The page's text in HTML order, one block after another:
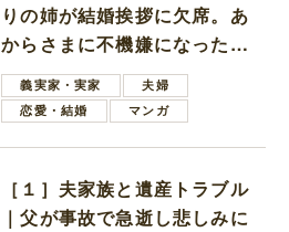
りの姉が結婚挨拶に欠席。あ
からさまに不機嫌になった義
母義実家・実家
夫婦
恋愛・結婚
マンガ
［１］夫家族と遺産トラブル
｜父が事故で急逝し悲しみに